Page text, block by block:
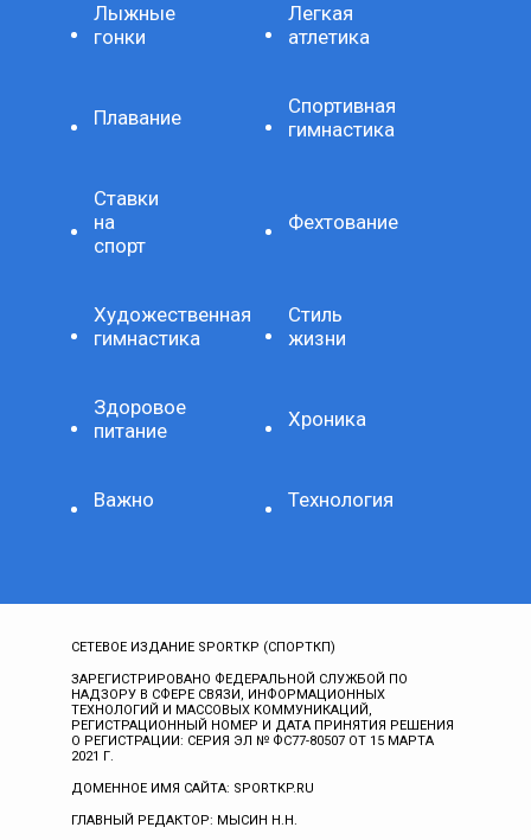
Лыжные
гонки
Легкая
атлетика
Плавание
Спортивная
гимнастика
Ставки
на
спорт
Фехтование
Художественная
гимнастика
Стиль
жизни
Здоровое
питание
Хроника
Важно Технология
СЕТЕВОЕ ИЗДАНИЕ SPORTKP (СПОРТКП)
ЗАРЕГИСТРИРОВАНО ФЕДЕРАЛЬНОЙ СЛУЖБОЙ ПО
НАДЗОРУ В СФЕРЕ СВЯЗИ, ИНФОРМАЦИОННЫХ
ТЕХНОЛОГИЙ И МАССОВЫХ КОММУНИКАЦИЙ,
РЕГИСТРАЦИОННЫЙ НОМЕР И ДАТА ПРИНЯТИЯ РЕШЕНИЯ
О РЕГИСТРАЦИИ: СЕРИЯ ЭЛ № ФС77-80507 ОТ 15 МАРТА
2021 Г.
ДОМЕННОЕ ИМЯ САЙТА: SPORTKP.RU
ГЛАВНЫЙ РЕДАКТОР: МЫСИН Н.Н.